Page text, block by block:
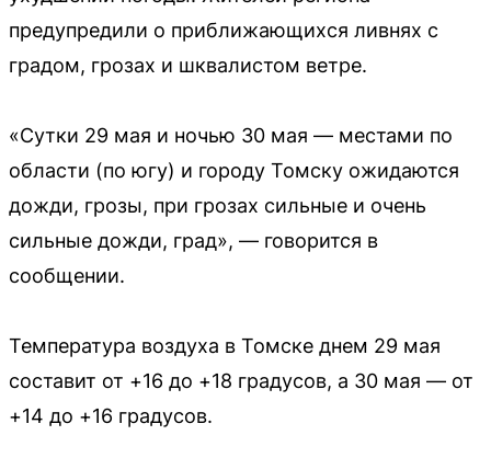
предупредили о приближающихся ливнях с
градом, грозах и шквалистом ветре.
«Сутки 29 мая и ночью 30 мая — местами по
области (по югу) и городу Томску ожидаются
дожди, грозы, при грозах сильные и очень
сильные дожди, град», — говорится в
сообщении.
Температура воздуха в Томске днем 29 мая
составит от +16 до +18 градусов, а 30 мая — от
+14 до +16 градусов.